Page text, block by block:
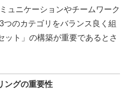
ュニケーションやチームワーク
つのカテゴリをバランス良く組
ット」の構築が重要であるとさ
ングの重要性